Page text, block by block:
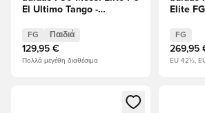
El Ultimo Tango -
έκρηξη/Icey Blue Παιδιά
FG Παιδιά
129,95 €
Πολλά μεγέθη διαθέσιμα
Elite
Χρυσό
FG
269,95
EU 42½,
Ανοίγει ένα Modal για να συνδεθείτε